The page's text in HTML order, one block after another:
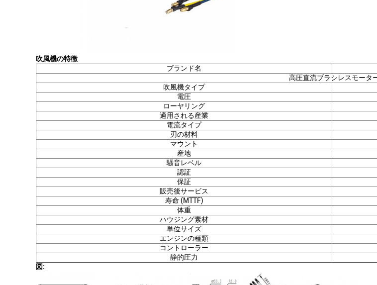
吹風機の特徴
ブランド名
高圧直流ブラシレスモータ
吹風機タイプ
電圧
ローヤリング
適用される産業
電流タイプ
刃の材料
マウント
産地
騒音レベル
認証
保証
販売後サービス
寿命 (MTTF)
体重
ハウジング素材
単位サイズ
エンジンの種類
コントローラー
静的圧力
図: